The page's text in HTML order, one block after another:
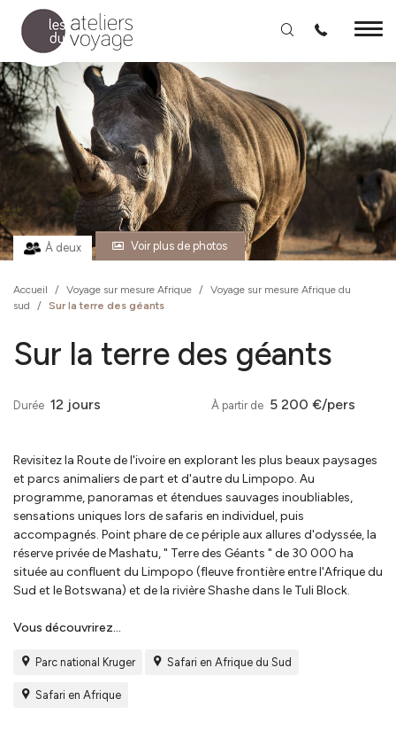
Aller au contenu principal
À deux Voir plus de photos
Accueil / Voyage sur mesure Afrique / Voyage sur mesure Afrique du
sud
/ Sur la terre des géants
Sur la terre des géants
Durée 12 jours À partir de 5 200 €/pers
Revisitez la Route de l'ivoire en explorant les plus beaux paysages
et parcs animaliers de part et d'autre du Limpopo. Au
programme, panoramas et étendues sauvages inoubliables,
sensations uniques lors de safaris en individuel, puis
accompagnés. Point phare de ce périple aux allures d'odyssée, la
réserve privée de Mashatu, " Terre des Géants " de 30 000 ha
située au confluent du Limpopo (fleuve frontière entre l'Afrique du
Sud et le Botswana) et de la rivière Shashe dans le Tuli Block.
Vous découvrirez...
Parc national Kruger Safari en Afrique du Sud
Safari en Afrique